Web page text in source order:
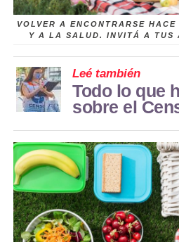
VOLVER A ENCONTRARSE
Y A LA SALUD. INVITÁ A TUS
Leé también
Todo lo que
sobre el